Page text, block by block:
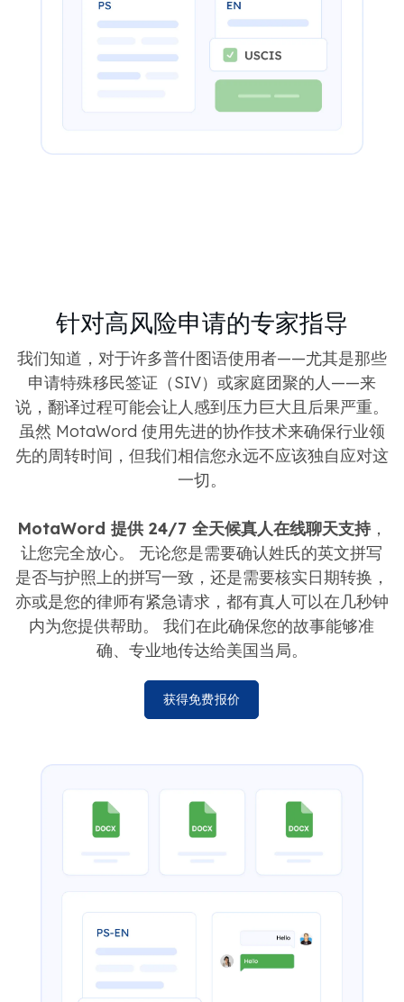
针对高风险申请的专家指导
我们知道，对于许多普什图语使用者——尤其是那些
申请特殊移民签证（SIV）或家庭团聚的人——来
说，翻译过程可能会让人感到压力巨大且后果严重。
虽然 MotaWord 使用先进的协作技术来确保行业领
先的周转时间，但我们相信您永远不应该独自应对这
一切。
MotaWord 提供 24/7 全天候真人在线聊天支持，
让您完全放心。 无论您是需要确认姓氏的英文拼写
是否与护照上的拼写一致，还是需要核实日期转换，
亦或是您的律师有紧急请求，都有真人可以在几秒钟
内为您提供帮助。 我们在此确保您的故事能够准
确、专业地传达给美国当局。
获得免费报价